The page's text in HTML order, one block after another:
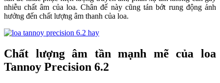
nhiễu chất âm của loa. Chân đế này cũng tán bớt rung động ảnh
hưởng đến chất lượng âm thanh của loa.
Chất lượng âm tần mạnh mẽ của loa
Tannoy Precision 6.2